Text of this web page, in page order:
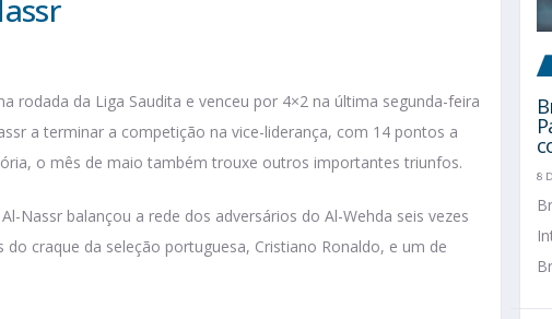
rodada da Liga Saudita e venceu por 4×2 na última segunda-feira
a terminar a competição na vice-liderança, com 14 pontos a
o mês de maio também trouxe outros importantes triunfos.
Nassr balançou a rede dos adversários do Al-Wehda seis vezes
craque da seleção portuguesa, Cristiano Ronaldo, e um de
8